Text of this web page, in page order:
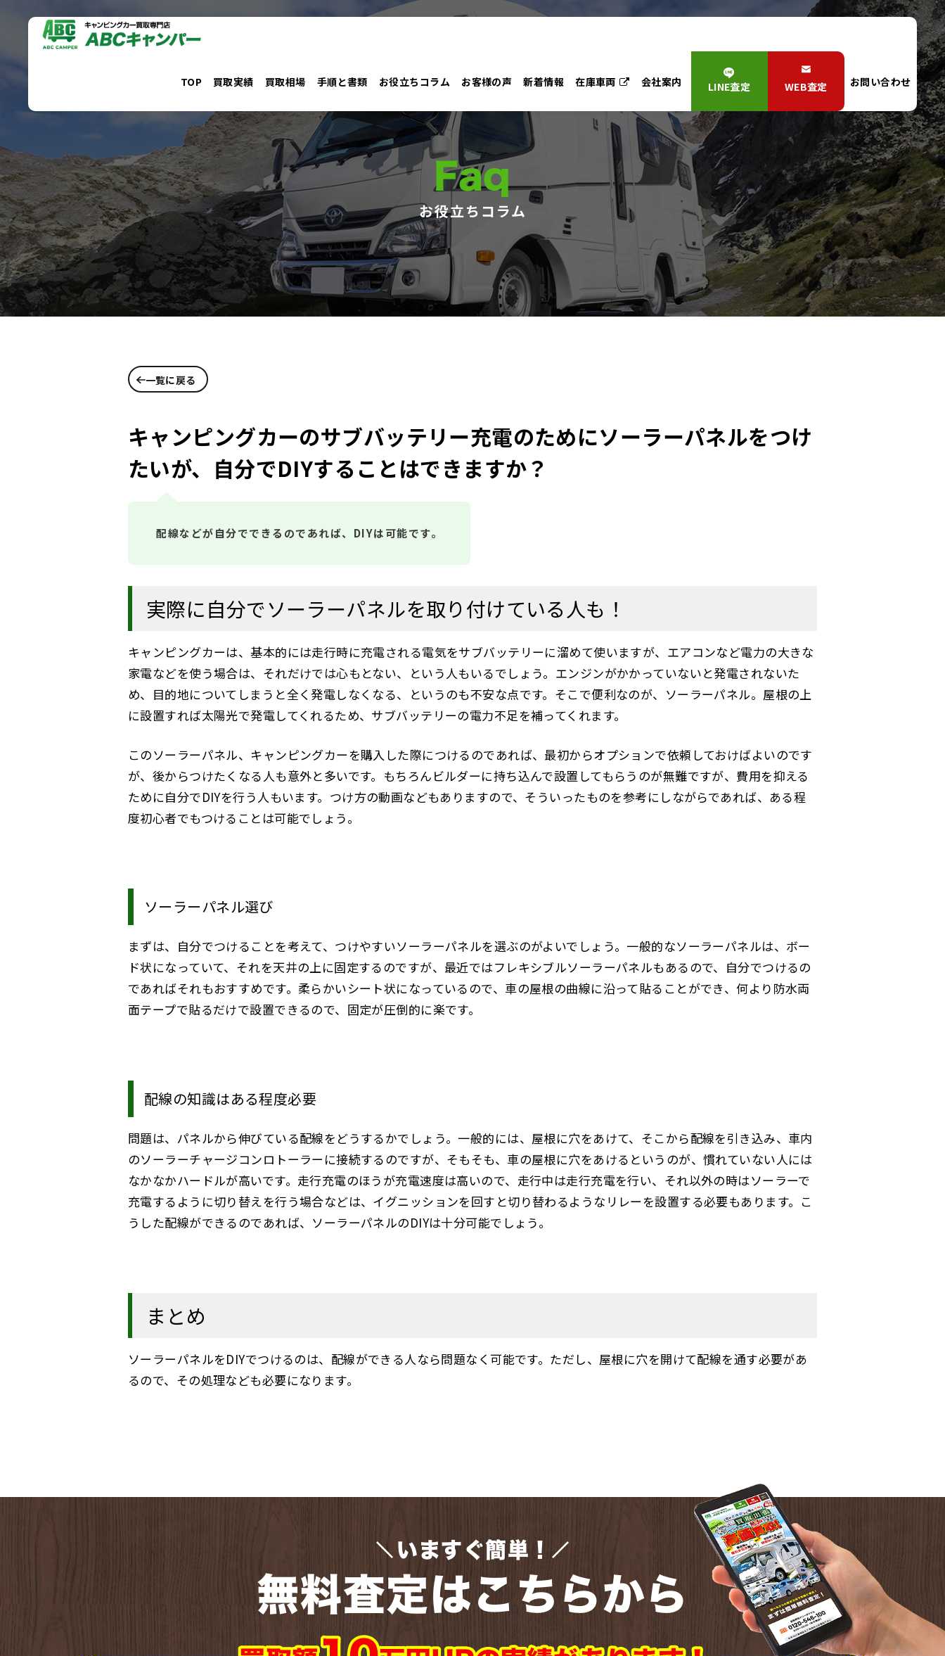
キ
ッ
プ
TOP 買取実績 買取相場 手順と書類 お役立ちコラム お客様の声 新着情報 在庫車両 会社案内 LINE査定 WEB査定 お問い合わせ
Faq
お役立ちコラム
一覧に戻る
キャンピングカーのサブバッテリー充電のためにソーラーパネルをつけ
たいが、自分でDIYすることはできますか？
配線などが自分でできるのであれば、DIYは可能です。
実際に自分でソーラーパネルを取り付けている人も！
キャンピングカーは、基本的には走行時に充電される電気をサブバッテリーに溜めて使いますが、エアコンなど電力の大きな
家電などを使う場合は、それだけでは心もとない、という人もいるでしょう。エンジンがかかっていないと発電されないた
め、目的地についてしまうと全く発電しなくなる、というのも不安な点です。そこで便利なのが、ソーラーパネル。屋根の上
に設置すれば太陽光で発電してくれるため、サブバッテリーの電力不足を補ってくれます。
このソーラーパネル、キャンピングカーを購入した際につけるのであれば、最初からオプションで依頼しておけばよいのです
が、後からつけたくなる人も意外と多いです。もちろんビルダーに持ち込んで設置してもらうのが無難ですが、費用を抑える
ために自分でDIYを行う人もいます。つけ方の動画などもありますので、そういったものを参考にしながらであれば、ある程
度初心者でもつけることは可能でしょう。
ソーラーパネル選び
まずは、自分でつけることを考えて、つけやすいソーラーパネルを選ぶのがよいでしょう。一般的なソーラーパネルは、ボー
ド状になっていて、それを天井の上に固定するのですが、最近ではフレキシブルソーラーパネルもあるので、自分でつけるの
であればそれもおすすめです。柔らかいシート状になっているので、車の屋根の曲線に沿って貼ることができ、何より防水両
面テープで貼るだけで設置できるので、固定が圧倒的に楽です。
配線の知識はある程度必要
問題は、パネルから伸びている配線をどうするかでしょう。一般的には、屋根に穴をあけて、そこから配線を引き込み、車内
のソーラーチャージコンロトーラーに接続するのですが、そもそも、車の屋根に穴をあけるというのが、慣れていない人には
なかなかハードルが高いです。走行充電のほうが充電速度は高いので、走行中は走行充電を行い、それ以外の時はソーラーで
充電するように切り替えを行う場合などは、イグニッションを回すと切り替わるようなリレーを設置する必要もあります。こ
うした配線ができるのであれば、ソーラーパネルのDIYは十分可能でしょう。
まとめ
ソーラーパネルをDIYでつけるのは、配線ができる人なら問題なく可能です。ただし、屋根に穴を開けて配線を通す必要があ
るので、その処理なども必要になります。
いますぐ簡単！
無料査定はこちらから